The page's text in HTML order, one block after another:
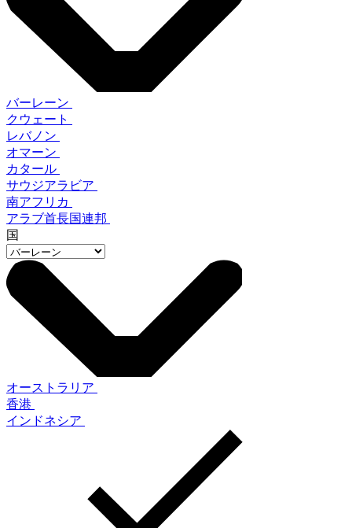
バーレーン
クウェート
レバノン
オマーン
カタール
サウジアラビア
南アフリカ
アラブ首長国連邦
国
オーストラリア
香港
インドネシア